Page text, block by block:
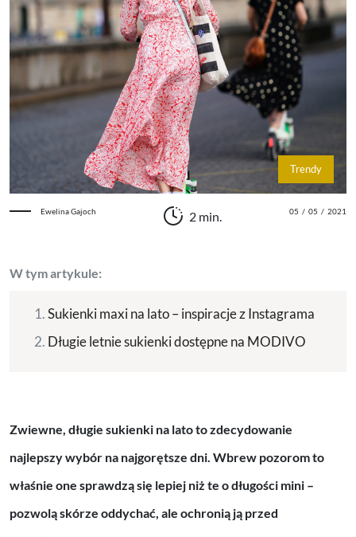
Trendy
Ewelina Gajoch 2 min. 05 / 05 / 2021
W tym artykule:
Sukienki maxi na lato – inspiracje z Instagrama
Długie letnie sukienki dostępne na MODIVO
Zwiewne, długie sukienki na lato to zdecydowanie
najlepszy wybór na najgorętsze dni. Wbrew pozorom to
właśnie one sprawdzą się lepiej niż te o długości mini –
pozwolą skórze oddychać, ale ochronią ją przed